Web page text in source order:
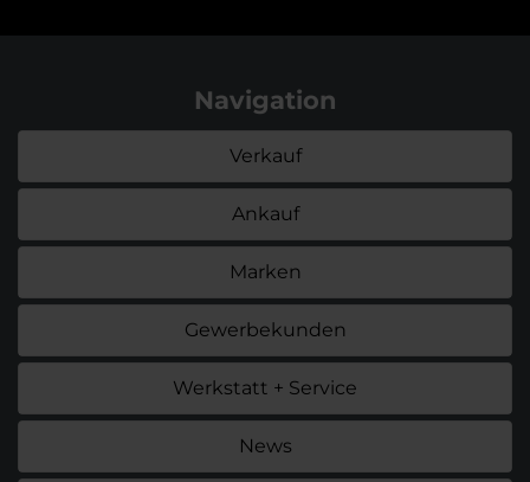
Navigation
Verkauf
Ankauf
Marken
Gewerbekunden
Werkstatt + Service
News